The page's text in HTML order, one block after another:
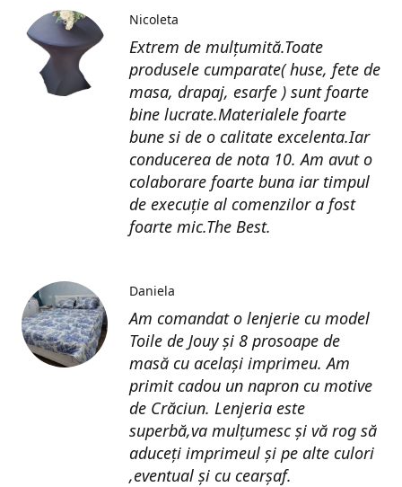
Extrem de mulțumită.Toate
produsele cumparate( huse, fete de
masa, drapaj, esarfe ) sunt foarte
bine lucrate.Materialele foarte
bune si de o calitate excelenta.Iar
conducerea de nota 10. Am avut o
colaborare foarte buna iar timpul
de execuție al comenzilor a fost
foarte mic.The Best.
Nicoleta
Am comandat o lenjerie cu model
Toile de Jouy și 8 prosoape de
masă cu același imprimeu. Am
primit cadou un napron cu motive
de Crăciun. Lenjeria este
superbă,va mulțumesc și vă rog să
aduceți imprimeul și pe alte culori
,eventual și cu cearșaf.
Daniela